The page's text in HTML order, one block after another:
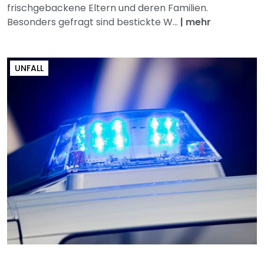
frischgebackene Eltern und deren Familien.
Besonders gefragt sind bestickte W... | mehr
UNFALL